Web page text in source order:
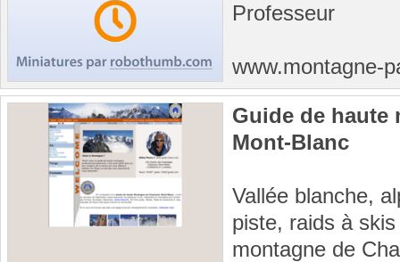
Professeur
www.montagne-
Guide de haute
Mont-Blanc
Vallée blanche,
piste, raids à
montagne de